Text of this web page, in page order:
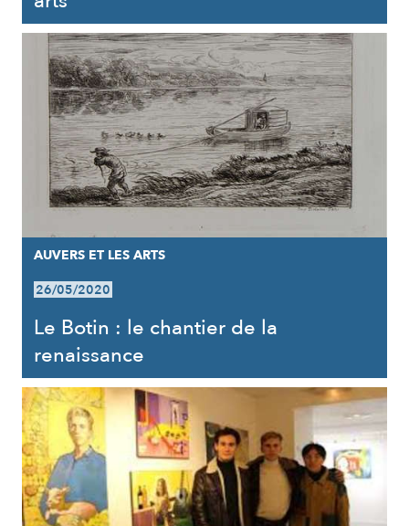
AUVERS ET LES ARTS
26/05/2020
Le Botin : le chantier de la
renaissance